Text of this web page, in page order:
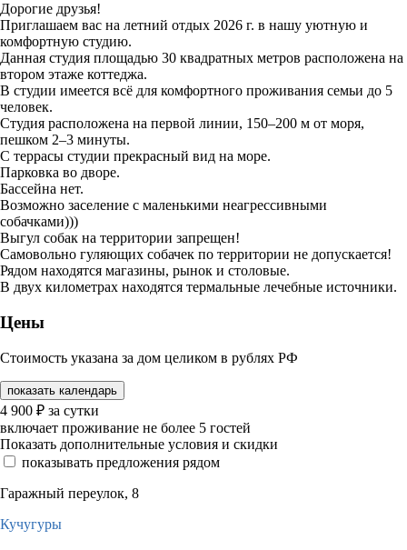
Дорогие друзья!
Приглашаем вас на летний отдых 2026 г. в нашу уютную и
комфортную студию.
Данная студия площадью 30 квадратных метров расположена на
втором этаже коттеджа.
В студии имеется всё для комфортного проживания семьи до 5
человек.
Студия расположена на первой линии, 150–200 м от моря,
пешком 2–3 минуты.
С террасы студии прекрасный вид на море.
Парковка во дворе.
Бассейна нет.
Возможно заселение с маленькими неагрессивными
собачками)))
Выгул собак на территории запрещен!
Самовольно гуляющих собачек по территории не допускается!
Рядом находятся магазины, рынок и столовые.
В двух километрах находятся термальные лечебные источники.
Цены
Стоимость указана за дом целиком в рублях РФ
показать календарь
4 900 ₽ за сутки
включает проживание не более 5 гостей
Показать дополнительные условия и скидки
показывать предложения рядом
Гаражный переулок, 8
Кучугуры